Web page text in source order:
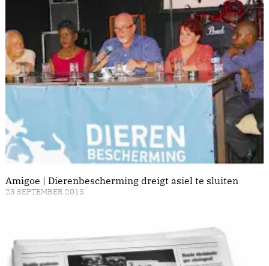
Amigoe | Dierenbescherming dreigt asiel te sluiten
23 SEPTEMBER 2015